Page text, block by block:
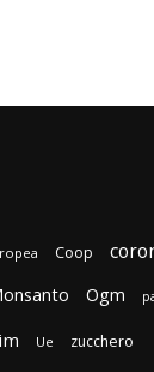
Coop
Ogm
Ue zucchero